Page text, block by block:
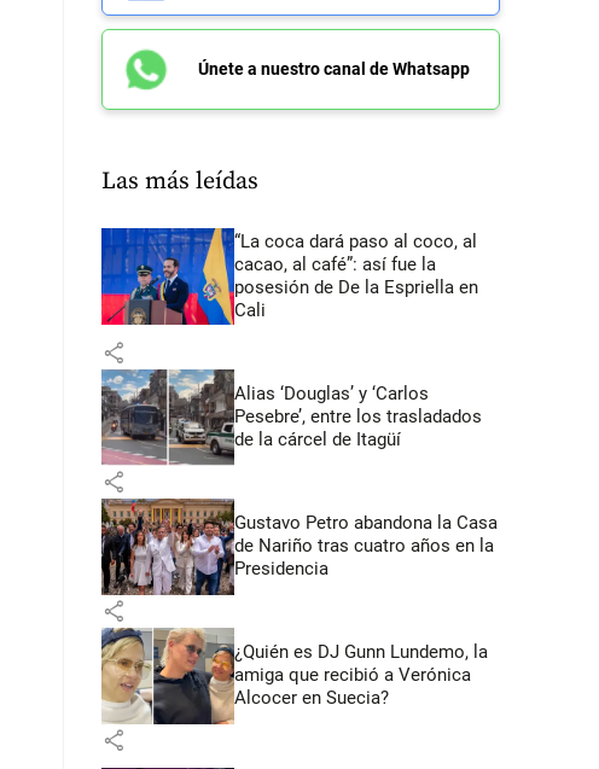
Únete a nuestro canal de Whatsapp
Las más leídas
“La coca dará paso al coco, al
cacao, al café”: así fue la
posesión de De la Espriella en
Cali
share
Alias ‘Douglas’ y ‘Carlos
Pesebre’, entre los trasladados
de la cárcel de Itagüí
share
Gustavo Petro abandona la Casa
de Nariño tras cuatro años en la
Presidencia
share
¿Quién es DJ Gunn Lundemo, la
amiga que recibió a Verónica
Alcocer en Suecia?
share